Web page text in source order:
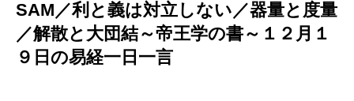
SAM／利と義は対立しない／器量と度量
／解散と大団結～帝王学の書～１２月１
９日の易経一日一言